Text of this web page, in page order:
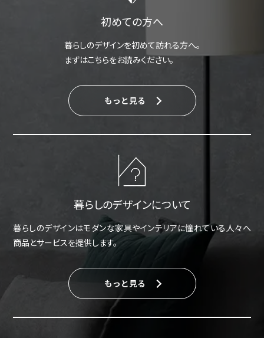
初めての方へ
暮らしのデザインを初めて訪れる方へ。
まずはこちらをお読みください。
もっと見る
暮らしのデザインについて
暮らしのデザインはモダンな家具やインテリアに憧れている人々へ
商品とサービスを提供します。
もっと見る